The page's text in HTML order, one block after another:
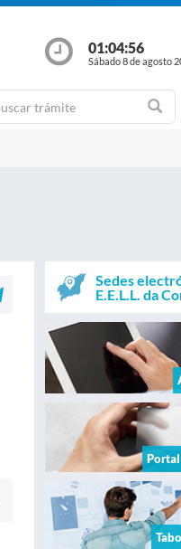
01:04:56
Sábado 8 de agosto
Sedes
E.E.L.L. da